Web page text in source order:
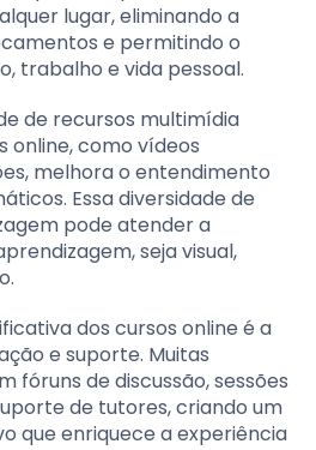
lugar, eliminando a
e permitindo o
trabalho e vida pessoal.
de recursos multimídia
online, como vídeos
melhora o entendimento
Essa diversidade de
pode atender a
seja visual,
dos cursos online é a
e suporte. Muitas
fóruns de discussão, sessões
de tutores, criando um
que enriquece a experiência